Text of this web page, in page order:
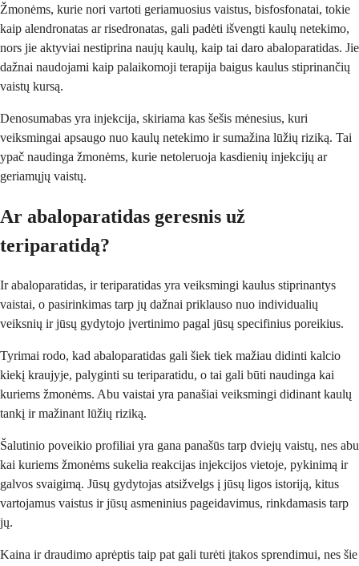
Žmonėms, kurie nori vartoti geriamuosius vaistus, bisfosfonatai, tokie
kaip alendronatas ar risedronatas, gali padėti išvengti kaulų netekimo,
nors jie aktyviai nestiprina naujų kaulų, kaip tai daro abaloparatidas. Jie
dažnai naudojami kaip palaikomoji terapija baigus kaulus stiprinančių
vaistų kursą.
Denosumabas yra injekcija, skiriama kas šešis mėnesius, kuri
veiksmingai apsaugo nuo kaulų netekimo ir sumažina lūžių riziką. Tai
ypač naudinga žmonėms, kurie netoleruoja kasdienių injekcijų ar
geriamųjų vaistų.
Ar abaloparatidas geresnis už
teriparatidą?
Ir abaloparatidas, ir teriparatidas yra veiksmingi kaulus stiprinantys
vaistai, o pasirinkimas tarp jų dažnai priklauso nuo individualių
veiksnių ir jūsų gydytojo įvertinimo pagal jūsų specifinius poreikius.
Tyrimai rodo, kad abaloparatidas gali šiek tiek mažiau didinti kalcio
kiekį kraujyje, palyginti su teriparatidu, o tai gali būti naudinga kai
kuriems žmonėms. Abu vaistai yra panašiai veiksmingi didinant kaulų
tankį ir mažinant lūžių riziką.
Šalutinio poveikio profiliai yra gana panašūs tarp dviejų vaistų, nes abu
kai kuriems žmonėms sukelia reakcijas injekcijos vietoje, pykinimą ir
galvos svaigimą. Jūsų gydytojas atsižvelgs į jūsų ligos istoriją, kitus
vartojamus vaistus ir jūsų asmeninius pageidavimus, rinkdamasis tarp
jų.
Kaina ir draudimo aprėptis taip pat gali turėti įtakos sprendimui, nes šie